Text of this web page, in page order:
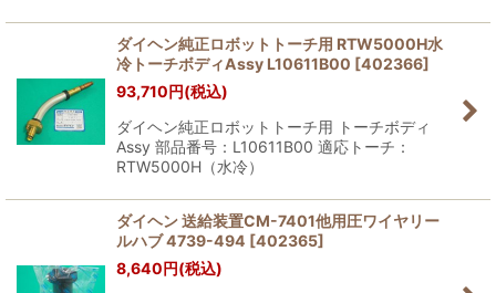
ダイヘン純正ロボットトーチ用 RTW5000H水
冷トーチボディAssy L10611B00 [402366]
93,710円(税込)
ダイヘン純正ロボットトーチ用 トーチボディ
Assy 部品番号：L10611B00 適応トーチ：
RTW5000H（水冷）
ダイヘン 送給装置CM-7401他用圧ワイヤリー
ルハブ 4739-494 [402365]
8,640円(税込)